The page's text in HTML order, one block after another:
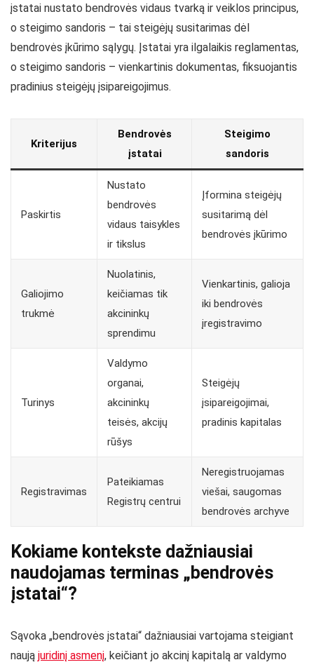
įstatai nustato bendrovės vidaus tvarką ir veiklos principus,
o steigimo sandoris – tai steigėjų susitarimas dėl
bendrovės įkūrimo sąlygų. Įstatai yra ilgalaikis reglamentas,
o steigimo sandoris – vienkartinis dokumentas, fiksuojantis
pradinius steigėjų įsipareigojimus.
Kriterijus
Bendrovės
įstatai
Steigimo
sandoris
Paskirtis
Nustato
bendrovės
vidaus taisykles
ir tikslus
Įformina steigėjų
susitarimą dėl
bendrovės įkūrimo
Galiojimo
trukmė
Nuolatinis,
keičiamas tik
akcininkų
sprendimu
Vienkartinis, galioja
iki bendrovės
įregistravimo
Turinys
Valdymo
organai,
akcininkų
teisės, akcijų
rūšys
Steigėjų
įsipareigojimai,
pradinis kapitalas
Registravimas
Pateikiamas
Registrų centrui
Neregistruojamas
viešai, saugomas
bendrovės archyve
Kokiame kontekste dažniausiai
naudojamas terminas „bendrovės
įstatai“?
Sąvoka „bendrovės įstatai“ dažniausiai vartojama steigiant
naują juridinį asmenį, keičiant jo akcinį kapitalą ar valdymo